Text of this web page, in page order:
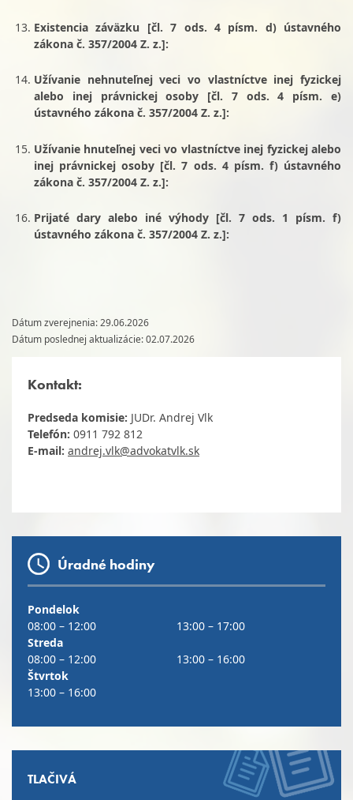
Existencia záväzku [čl. 7 ods. 4 písm. d) ústavného
zákona č. 357/2004 Z. z.]:
Užívanie nehnuteľnej veci vo vlastníctve inej fyzickej
alebo inej právnickej osoby [čl. 7 ods. 4 písm. e)
ústavného zákona č. 357/2004 Z. z.]:
Užívanie hnuteľnej veci vo vlastníctve inej fyzickej alebo
inej právnickej osoby [čl. 7 ods. 4 písm. f) ústavného
zákona č. 357/2004 Z. z.]:
Prijaté dary alebo iné výhody [čl. 7 ods. 1 písm. f)
ústavného zákona č. 357/2004 Z. z.]:
Dátum zverejnenia: 29.06.2026
Dátum poslednej aktualizácie: 02.07.2026
Kontakt:
Predseda komisie: JUDr. Andrej Vlk
Telefón: 0911 792 812
E-mail: andrej.vlk@advokatvlk.sk
Úradné hodiny
Pondelok
08:00 – 12:00
13:00 – 17:00
Streda
08:00 – 12:00
13:00 – 16:00
Štvrtok
13:00 – 16:00
TLAČIVÁ